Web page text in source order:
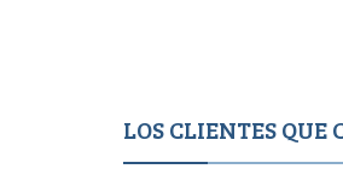
LOS CLIENTES